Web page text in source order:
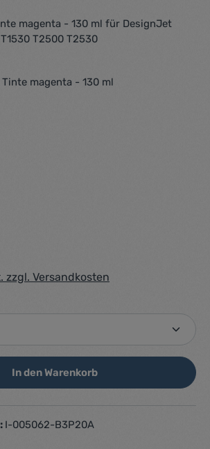
magenta - 130 ml für DesignJet
T2500 T2530
zzgl. Versandkosten
Gib den gewünschten Wert ein
In den Warenkorb
I-005062-B3P20A